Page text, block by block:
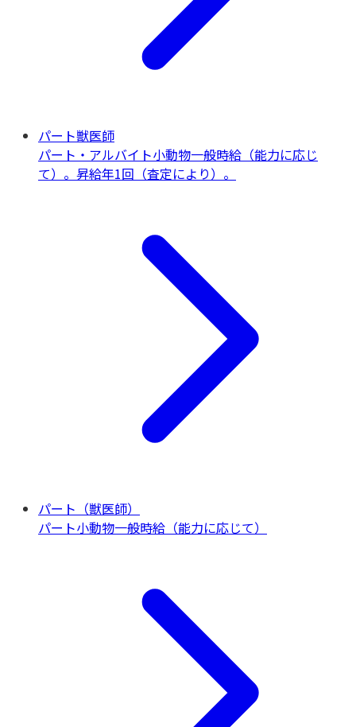
パート獣医師
パート・アルバイト小動物一般時給（能力に応じ
て）。昇給年1回（査定により）。
パート（獣医師）
パート小動物一般時給（能力に応じて）